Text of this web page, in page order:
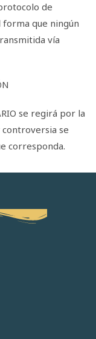
de
que ningún
vía
se regirá por la
se
corresponda.